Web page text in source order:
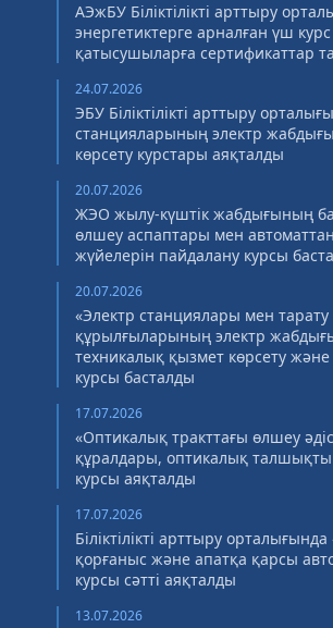
АЭжБУ Біліктілікті арттыру
энергетиктерге арналған үш
қатысушыларға сертификаттар
24.07.2026
ЭБУ Біліктілікті арттыру
станцияларының электр
көрсету курстары аяқталды
20.07.2026
ЖЭО жылу-күштік жабдығының
өлшеу аспаптары мен
жүйелерін пайдалану курсы
20.07.2026
«Электр станциялары мен тарату
құрылғыларының электр
техникалық қызмет көрсету
курсы басталды
17.07.2026
«Оптикалық тракттағы өлшеу
құралдары, оптикалық талшықты
курсы аяқталды
17.07.2026
Біліктілікті арттыру орталығында
қорғаныс және апатқа қарсы
курсы сәтті аяқталды
13.07.2026